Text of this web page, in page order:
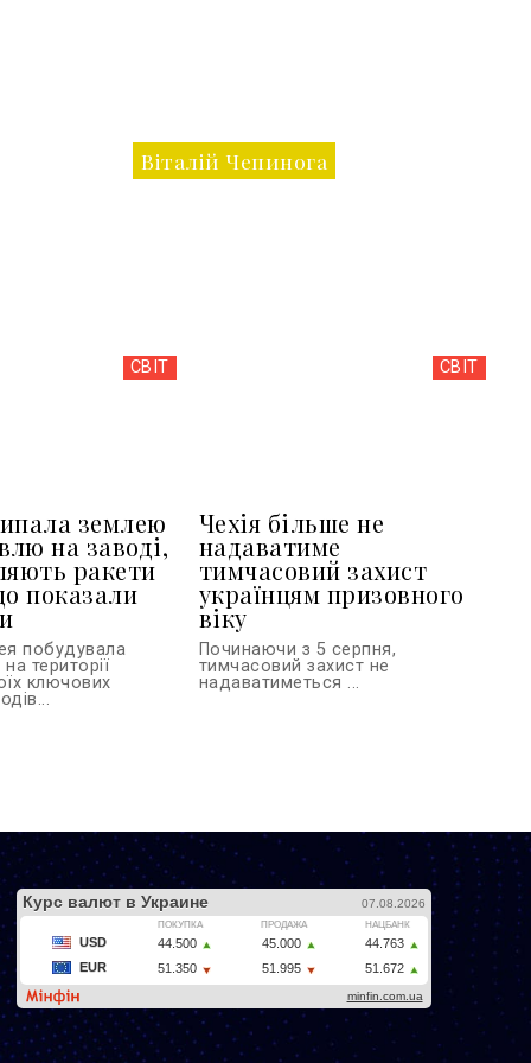
Віталій Чепинога
СВІТ
землею
на заводі,
ракети
показали
побудувала
території
ключових
СВІТ
Чехія більше не
надаватиме
тимчасовий захист
українцям призовного
віку
Починаючи з 5 серпня,
тимчасовий захист не
надаватиметься ...